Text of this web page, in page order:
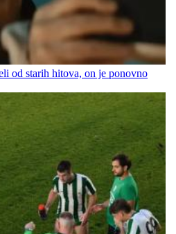
od starih hitova, on je ponovno